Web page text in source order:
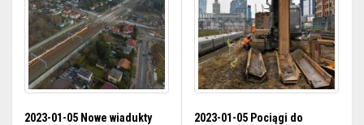
2023-01-05 Nowe wiadukty
2023-01-05 Pociągi do